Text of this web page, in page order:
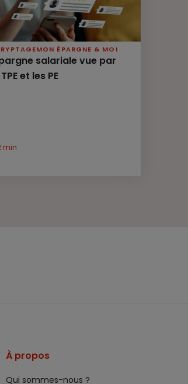
MON ÉPARGNE & MOI
salariale vue par
et les PE
min
À propos
Qui sommes-nous ?